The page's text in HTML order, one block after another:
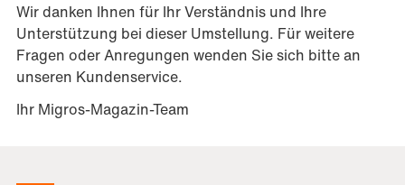
Wir danken Ihnen für Ihr Verständnis und Ihre
Unterstützung bei dieser Umstellung. Für weitere
Fragen oder Anregungen wenden Sie sich bitte an
unseren Kundenservice.
Ihr Migros-Magazin-Team